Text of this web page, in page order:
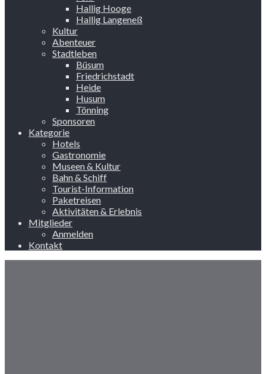
Hallig Hooge
Hallig Langeneß
Kultur
Abenteuer
Stadtleben
Büsum
Friedrichstadt
Heide
Husum
Tönning
Sponsoren
Kategorie
Hotels
Gastronomie
Museen & Kultur
Bahn & Schiff
Tourist-Information
Paketreisen
Aktivitäten & Erlebnis
Mitglieder
Anmelden
Kontakt